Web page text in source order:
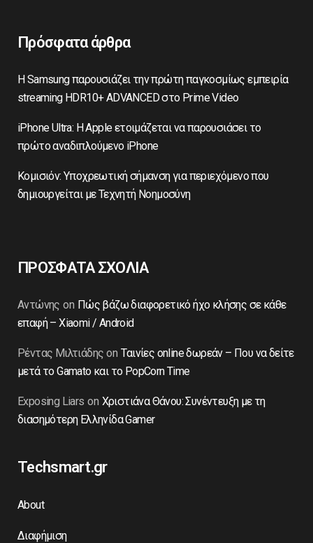
Πρόσφατα άρθρα
Η Samsung παρουσιάζει την πρώτη παγκοσμίως εμπειρία
streaming HDR10+ ADVANCED στο Prime Video
iPhone Ultra: Η Apple ετοιμάζεται να παρουσιάσει το
πρώτο αναδιπλούμενο iPhone
Κομισιόν: Υποχρεωτική σήμανση για περιεχόμενο που
δημιουργείται με Τεχνητή Νοημοσύνη
ΠΡΟΣΦΑΤΑ ΣΧΟΛΙΑ
Αντώνης on Πώς βάζω διαφορετικό ήχο κλήσης σε κάθε
επαφή – Xiaomi / Android
Ρέντας Μιλτιάδης onΤαινίες online δωρεάν – Που να δείτε
μετά το Gamato και το PopCorn Time
Exposing Liars on Χριστιάνα Θάνου: Συνέντευξη με τη
διασημότερη Ελληνίδα Gamer
Techsmart.gr
About
Διαφήμιση